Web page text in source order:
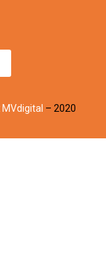
MVdigital – 2020